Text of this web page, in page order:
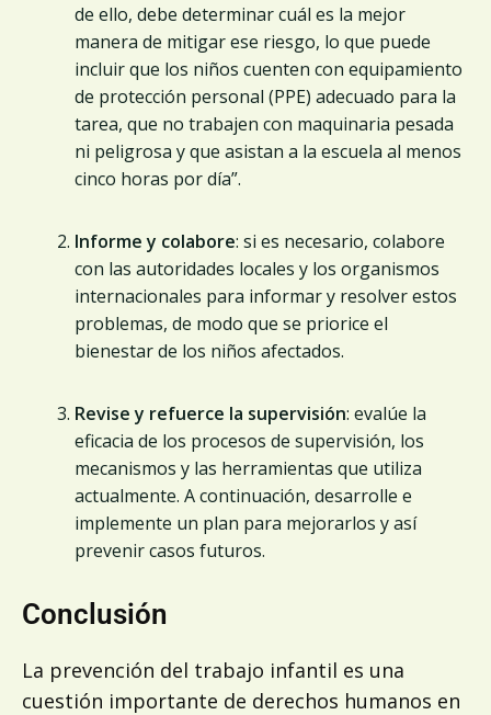
de ello, debe determinar cuál es la mejor
manera de mitigar ese riesgo, lo que puede
incluir que los niños cuenten con equipamiento
de protección personal (PPE) adecuado para la
tarea, que no trabajen con maquinaria pesada
ni peligrosa y que asistan a la escuela al menos
cinco horas por día”.
Informe y colabore: si es necesario, colabore
con las autoridades locales y los organismos
internacionales para informar y resolver estos
problemas, de modo que se priorice el
bienestar de los niños afectados.
Revise y refuerce la supervisión: evalúe la
eficacia de los procesos de supervisión, los
mecanismos y las herramientas que utiliza
actualmente. A continuación, desarrolle e
implemente un plan para mejorarlos y así
prevenir casos futuros.
Conclusión
La prevención del trabajo infantil es una
cuestión importante de derechos humanos en